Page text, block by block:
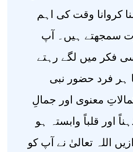
کروانا وقت کی اہم
سمجھتے ہیں۔ آپ
فکر میں لگے رہتے
ہر فرد حضور نبی
معنوی اور جمالِ
اور قلباً وابستہ ہو
اللہ تعالیٰ نے آپ کو